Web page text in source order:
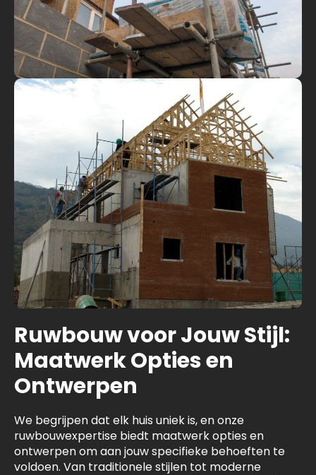
Ruwbouw voor Jouw Stijl:
Maatwerk Opties en
Ontwerpen
We begrijpen dat elk huis uniek is, en onze
ruwbouwexpertise biedt maatwerk opties en
ontwerpen om aan jouw specifieke behoeften te
voldoen. Van traditionele stijlen tot moderne